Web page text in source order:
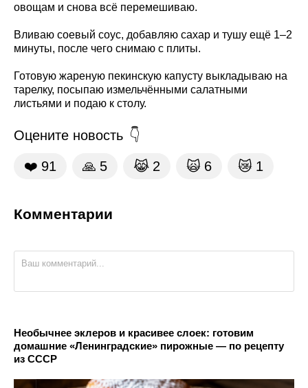
овощам и снова всё перемешиваю.
Вливаю соевый соус, добавляю сахар и тушу ещё 1–2
минуты, после чего снимаю с плиты.
Готовую жареную пекинскую капусту выкладываю на
тарелку, посыпаю измельчёнными салатными
листьями и подаю к столу.
Оцените новость
❤️ 91 🙏 5 😹 2 🙀 6 😿 1
Комментарии
Необычнее эклеров и красивее слоек: готовим
домашние «Ленинградские» пирожные — по рецепту
из СССР